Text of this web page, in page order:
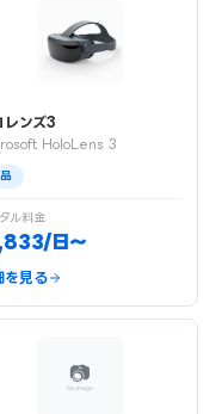
レンズ3
HoloLens 3
ル料金
日〜
を見る